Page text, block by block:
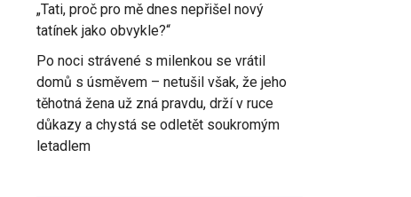
„Tati, proč pro mě dnes nepřišel nový
tatínek jako obvykle?“
Po noci strávené s milenkou se vrátil
domů s úsměvem – netušil však, že jeho
těhotná žena už zná pravdu, drží v ruce
důkazy a chystá se odletět soukromým
letadlem